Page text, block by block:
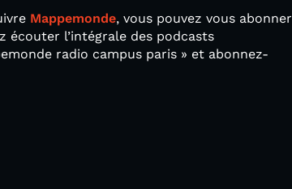
Mappemonde, vous pouvez vous abonner
écouter l’intégrale des podcasts
radio campus paris » et abonnez-